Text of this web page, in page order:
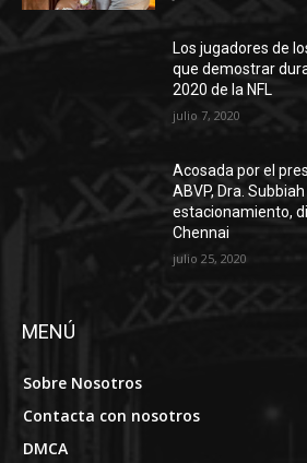
Los jugadores de
que demostrar
2020 de la NFL
julio 7, 2020
Acosada por el
ABVP, Dra.
estacionamiento,
Chennai
julio 25, 2020
MENÚ
Sobre Nosotros
Contacta con nosotros
DMCA